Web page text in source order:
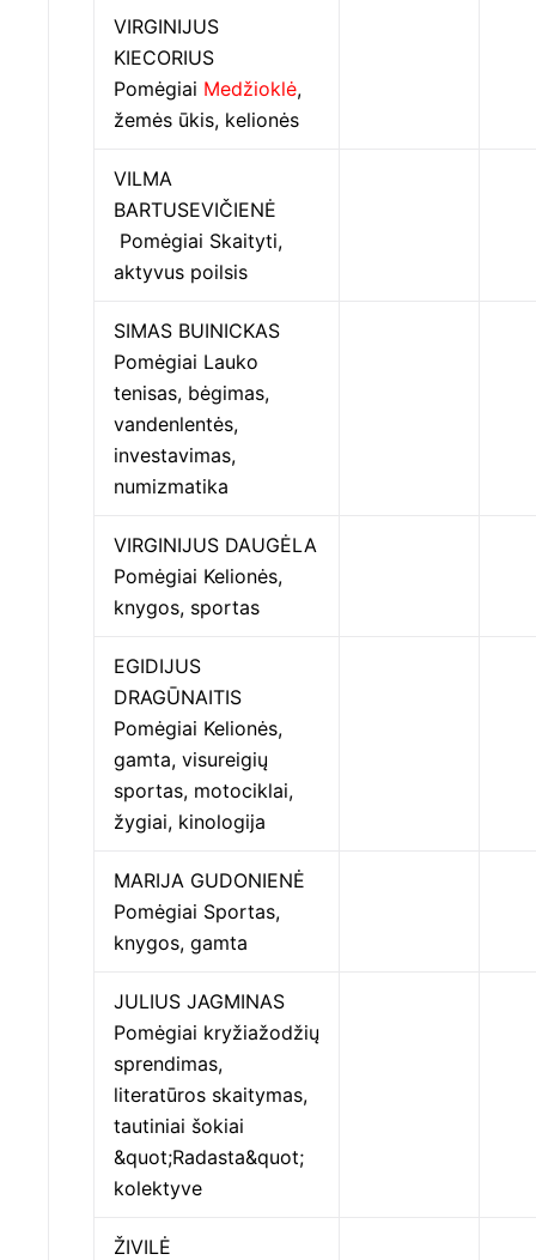
VIRGINIJUS
KIECORIUS
Pomėgiai Medžioklė,
žemės ūkis, kelionės
VILMA
BARTUSEVIČIENĖ
Pomėgiai Skaityti,
aktyvus poilsis
SIMAS BUINICKAS
Pomėgiai Lauko
tenisas, bėgimas,
vandenlentės,
investavimas,
numizmatika
VIRGINIJUS DAUGĖLA
Pomėgiai Kelionės,
knygos, sportas
EGIDIJUS
DRAGŪNAITIS
Pomėgiai Kelionės,
gamta, visureigių
sportas, motociklai,
žygiai, kinologija
MARIJA GUDONIENĖ
Pomėgiai Sportas,
knygos, gamta
JULIUS JAGMINAS
Pomėgiai kryžiažodžių
sprendimas,
literatūros skaitymas,
tautiniai šokiai
&quot;Radasta&quot;
kolektyve
ŽIVILĖ